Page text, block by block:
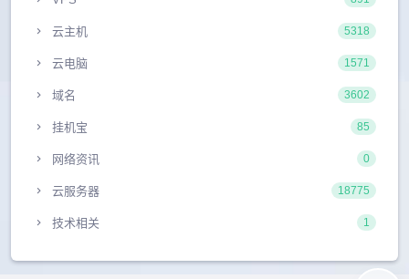
云主机 5318
云电脑 1571
域名 3602
挂机宝 85
网络资讯 0
云服务器 18775
技术相关 1